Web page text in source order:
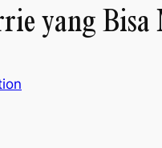
yang